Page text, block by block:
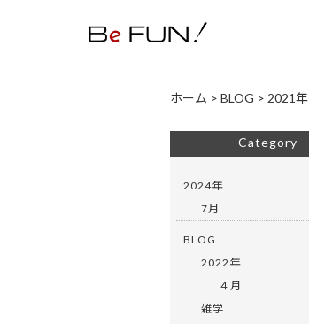
ホーム > BLOG > 2021年
Category
2024年
7月
BLOG
2022年
４月
雑学